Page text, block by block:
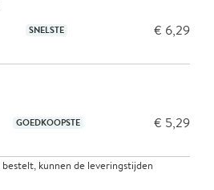
SNELSTE € 6,29
GOEDKOOPSTE € 5,29
kunnen de leveringstijden